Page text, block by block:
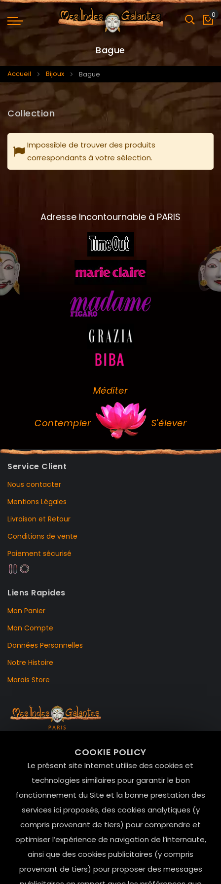
COOKIE POLICY
Le présent site Internet utilise des cookies et
technologies similaires pour garantir le bon
fonctionnement du Site et la bonne prestation des
services ici proposés, des cookies analytiques (y
compris provenant de tiers) pour comprendre et
optimiser l’expérience de navigation de l’internaute,
ainsi que des cookies publicitaires (y compris
provenant de tiers) pour proposer des messages
0
Bague
Accueil Bijoux Bague
Impossible de trouver des produits
correspondants à votre sélection.
Collection
Adresse Incontournable à PARIS
Méditer
Contempler S'élever
Service Client
Nous contacter
Mentions Légales
Livraison et Retour
Conditions de vente
Paiement sécurisé
Liens Rapides
Mon Panier
Mon Compte
Données Personnelles
Notre Histoire
Marais Store
Le Marais, 75004 Paris
contact@mesindesgalantes.com
01.42.72.42.51